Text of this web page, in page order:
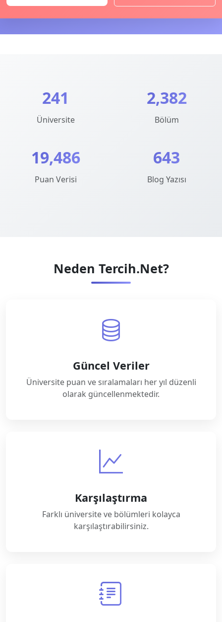
241
Üniversite
2,382
Bölüm
19,486
Puan Verisi
643
Blog Yazısı
Neden Tercih.Net?
Güncel Veriler
Üniversite puan ve sıralamaları her yıl düzenli
olarak güncellenmektedir.
Karşılaştırma
Farklı üniversite ve bölümleri kolayca
karşılaştırabilirsiniz.